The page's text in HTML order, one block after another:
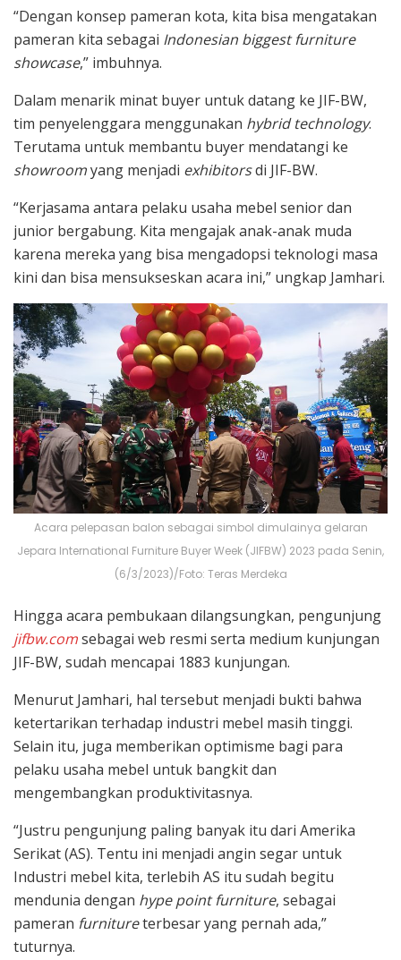
“Dengan konsep pameran kota, kita bisa mengatakan
pameran kita sebagai Indonesian biggest furniture
showcase,” imbuhnya.
Dalam menarik minat buyer untuk datang ke JIF-BW,
tim penyelenggara menggunakan hybrid technology.
Terutama untuk membantu buyer mendatangi ke
showroomyang menjadi exhibitorsdi JIF-BW.
“Kerjasama antara pelaku usaha mebel senior dan
junior bergabung. Kita mengajak anak-anak muda
karena mereka yang bisa mengadopsi teknologi masa
kini dan bisa mensukseskan acara ini,” ungkap Jamhari.
Acara pelepasan balon sebagai simbol dimulainya gelaran
Jepara International Furniture Buyer Week (JIFBW) 2023 pada Senin,
(6/3/2023)/Foto: Teras Merdeka
Hingga acara pembukaan dilangsungkan, pengunjung
jifbw.comsebagai web resmi serta medium kunjungan
JIF-BW, sudah mencapai 1883 kunjungan.
Menurut Jamhari, hal tersebut menjadi bukti bahwa
ketertarikan terhadap industri mebel masih tinggi.
Selain itu, juga memberikan optimisme bagi para
pelaku usaha mebel untuk bangkit dan
mengembangkan produktivitasnya.
“Justru pengunjung paling banyak itu dari Amerika
Serikat (AS). Tentu ini menjadi angin segar untuk
Industri mebel kita, terlebih AS itu sudah begitu
mendunia dengan hype point furniture, sebagai
pameran furnitureterbesar yang pernah ada,”
tuturnya.